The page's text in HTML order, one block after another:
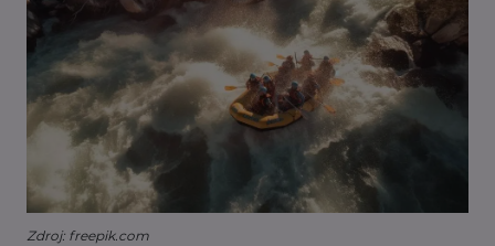
Zdroj: freepik.com